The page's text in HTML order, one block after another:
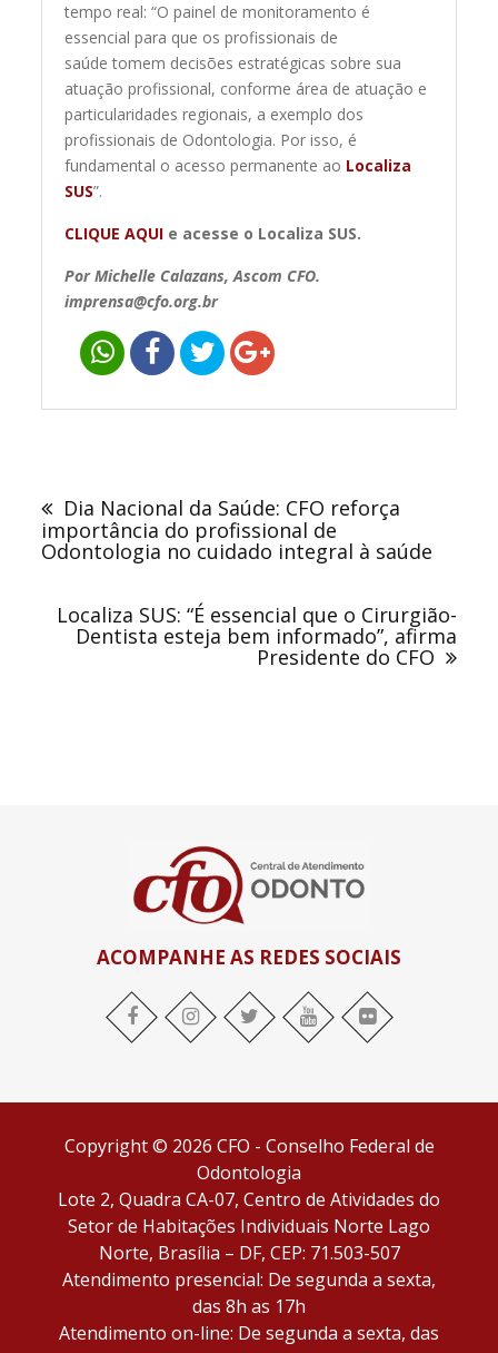
tempo real: “O painel de monitoramento é
essencial para que os profissionais de
saúde tomem decisões estratégicas sobre sua
atuação profissional, conforme área de atuação e
particularidades regionais, a exemplo dos
profissionais de Odontologia. Por isso, é
fundamental o acesso permanente ao Localiza
SUS”.
CLIQUE AQUI e acesse o Localiza SUS.
Por Michelle Calazans, Ascom CFO.
imprensa@cfo.org.br
PostDia Nacional da Saúde: CFO reforça
importância do profissional de
Odontologia no cuidado integral à saúde
Localiza SUS: “É essencial que o Cirurgião-
Dentista esteja bem informado”, afirma
Presidente do CFO
ACOMPANHE AS REDES SOCIAIS
facebook Instagram twitter youtube flickr
Copyright © 2026 CFO - Conselho Federal de
Odontologia
Lote 2, Quadra CA-07, Centro de Atividades do
Setor de Habitações Individuais Norte Lago
Norte, Brasília – DF, CEP: 71.503-507
Atendimento presencial: De segunda a sexta,
das 8h as 17h
Atendimento on-line: De segunda a sexta, das